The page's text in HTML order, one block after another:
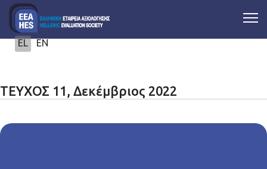
Επιλέξτε τη γλώσσα σας
EL EN
ΤΕΥΧΟΣ 11, Δεκέμβριος 2022